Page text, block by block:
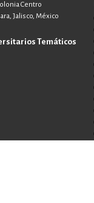
Centro
Jalisco, México
Temáticos